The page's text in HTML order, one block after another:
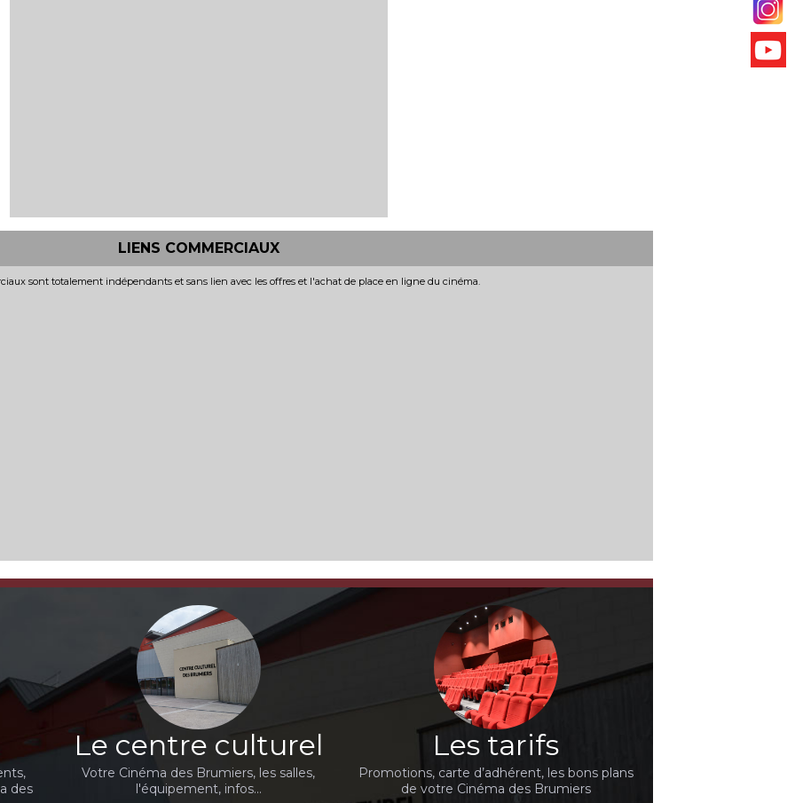
LIENS COMMERCIAUX
sont totalement indépendants et sans lien avec les offres et l'achat de place en ligne du cinéma.
des
Le centre culturel
Votre Cinéma des Brumiers, les salles,
l'équipement, infos...
Les tarifs
Promotions, carte d’adhérent, les bons plans
de votre Cinéma des Brumiers